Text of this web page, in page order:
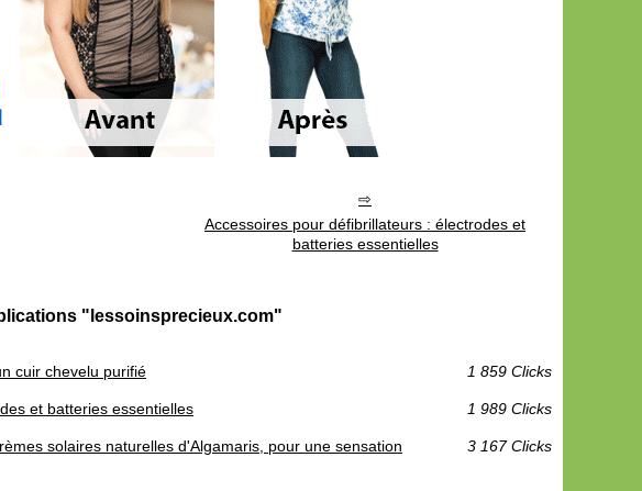
Accessoires pour défibrillateurs : électrodes et
batteries essentielles
"lessoinsprecieux.com"
cuir chevelu purifié 1 859 Clicks
et batteries essentielles 1 989 Clicks
solaires naturelles d'Algamaris, pour une sensation
3 167 Clicks